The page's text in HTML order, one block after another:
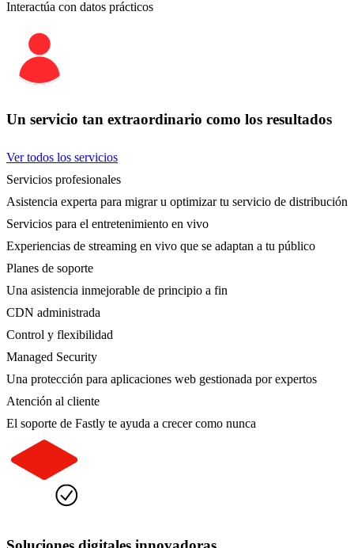
Interactúa con datos prácticos
Un servicio tan extraordinario como los resultados
Ver todos los servicios
Servicios profesionales
Asistencia experta para migrar u optimizar tu servicio de distribución
Servicios para el entretenimiento en vivo
Experiencias de streaming en vivo que se adaptan a tu público
Planes de soporte
Una asistencia inmejorable de principio a fin
CDN administrada
Control y flexibilidad
Managed Security
Una protección para aplicaciones web gestionada por expertos
Atención al cliente
El soporte de Fastly te ayuda a crecer como nunca